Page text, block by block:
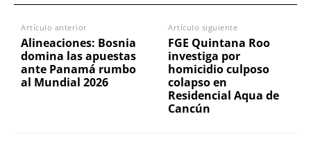
Artículo anterior
Alineaciones: Bosnia
domina las apuestas
ante Panamá rumbo
al Mundial 2026
Artículo siguiente
FGE Quintana Roo
investiga por
homicidio culposo
colapso en
Residencial Aqua de
Cancún